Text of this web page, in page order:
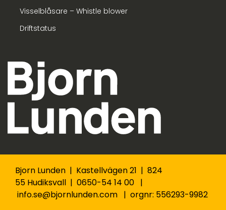
Visselblåsare – Whistle blower
Driftstatus
Bjorn Lunden | Kastellvägen 21 | 824
55 Hudiksvall | 0650-54 14 00 |
info.se@bjornlunden.com | orgnr: 556293-9982